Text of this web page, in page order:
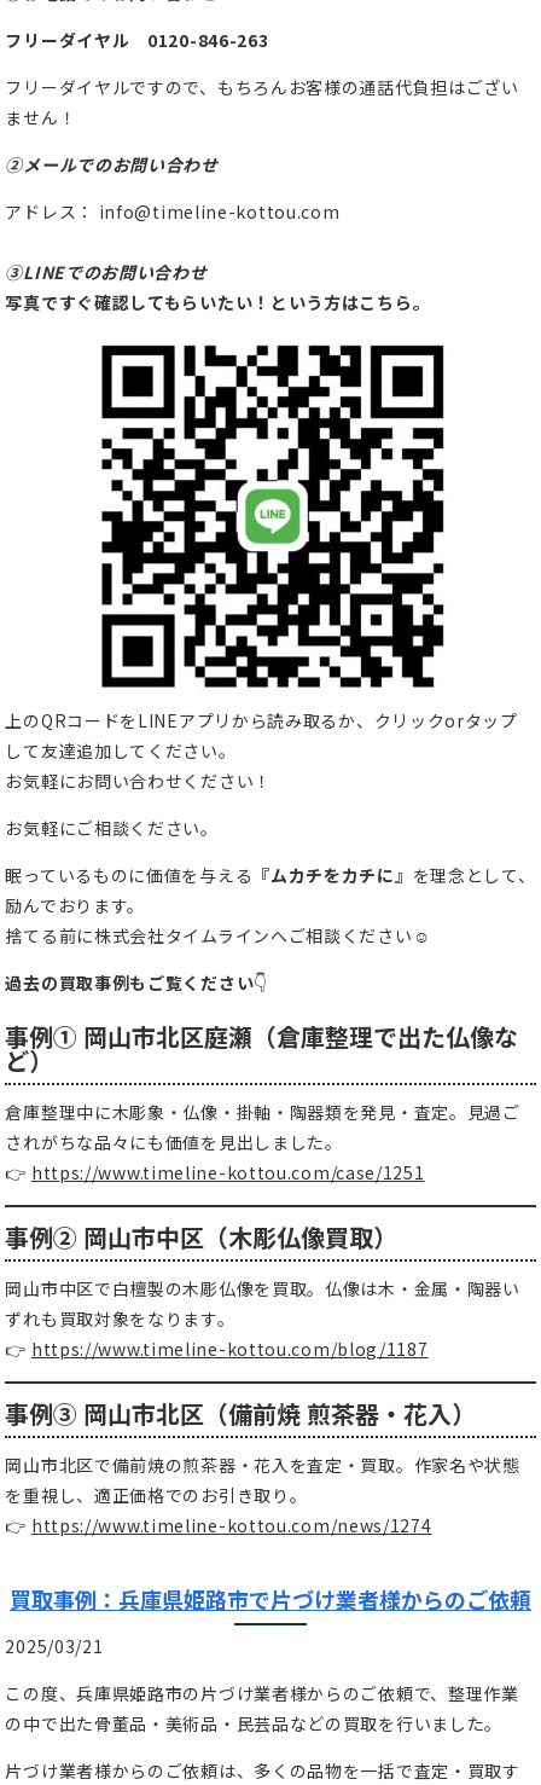
フリーダイヤル 0120-846-263
フリーダイヤルですので、もちろんお客様の通話代負担はござい
ません！
②メールでのお問い合わせ
アドレス： info@timeline-kottou.com
③LINEでのお問い合わせ
写真ですぐ確認してもらいたい！という方はこちら。
上のQRコードをLINEアプリから読み取るか、クリックorタップ
して友達追加してください。
お気軽にお問い合わせください！
お気軽にご相談ください。
眠っているものに価値を与える 『ムカチをカチに』 を理念として、
励んでおります。
捨てる前に株式会社タイムラインへご相談ください☺
過去の買取事例もご覧ください👇
事例① 岡山市北区庭瀬（倉庫整理で出た仏像な
ど）
倉庫整理中に木彫象・仏像・掛軸・陶器類を発見・査定。見過ご
されがちな品々にも価値を見出しました。
👉 https://www.timeline-kottou.com/case/1251
事例② 岡山市中区（木彫仏像買取）
岡山市中区で白檀製の木彫仏像を買取。仏像は木・金属・陶器い
ずれも買取対象をなります。
👉 https://www.timeline-kottou.com/blog/1187
事例③ 岡山市北区（備前焼 煎茶器・花入）
岡山市北区で備前焼の煎茶器・花入を査定・買取。作家名や状態
を重視し、適正価格でのお引き取り。
👉 https://www.timeline-kottou.com/news/1274
買取事例：兵庫県姫路市で片づけ業者様からのご依頼
2025/03/21
この度、兵庫県姫路市の片づけ業者様からのご依頼で、整理作業
の中で出た骨董品・美術品・民芸品などの買取を行いました。
片づけ業者様からのご依頼は、多くの品物を一括で査定・買取す